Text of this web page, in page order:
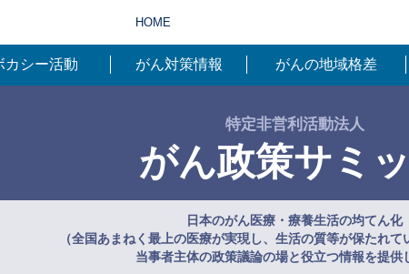
HOME
カシー活動 がん対策情報 がんの地域格差
特定非営利活動法人
がん政策サミ
日本のがん医療・療養生活の均てん化
（全国あまねく最上の医療が実現し、生活の質等が保たれて
当事者主体の政策議論の場と役立つ情報を提供